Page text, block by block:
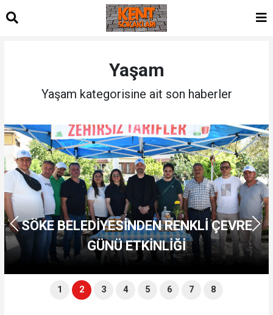
Yaşam
Yaşam kategorisine ait son haberler
SÖKE BELEDİYESİNDEN RENKLİ ÇEVRE
GÜNÜ ETKİNLİĞİ
1 2 3 4 5 6 7 8